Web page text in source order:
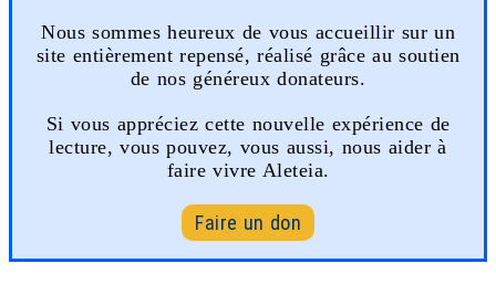
Nous sommes heureux de vous accueillir sur un
site entièrement repensé, réalisé grâce au soutien
de nos généreux donateurs.
Si vous appréciez cette nouvelle expérience de
lecture, vous pouvez, vous aussi, nous aider à
faire vivre Aleteia.
Faire un don